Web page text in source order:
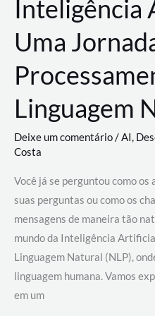
Inteligência
Uma
Linguagem
Deixe um comentário/AI,
Costa
Você já se perguntou como
suas perguntas ou como os
mensagens de maneira tão
mundo da Inteligência
Linguagem Natural (NLP),
linguagem humana. Vamos
em um